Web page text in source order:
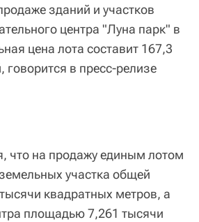
зданий и участков
центра "Луна парк" в
цена лота составит 167,3
говорится в пресс-релизе
что на продажу единым лотом
участка общей
квадратных метров, а
площадью 7,261 тысячи